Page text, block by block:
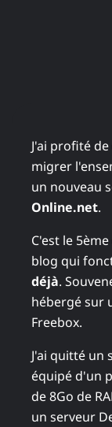
J'ai profité
migrer
un nouveau
Online.net.
C'est le
blog qui
déjà.
hébergé sur
Freebox.
J'ai quitté un
équipé d'un
de 8Go de
un serveur